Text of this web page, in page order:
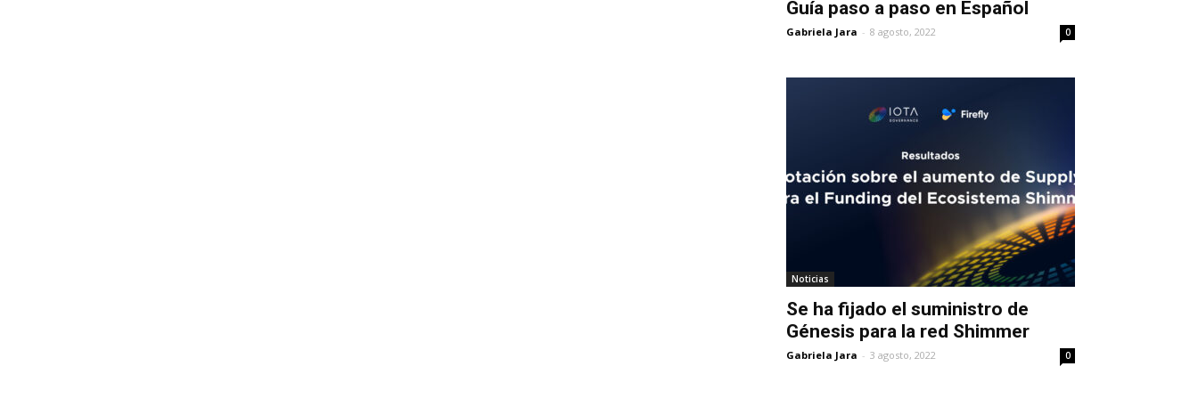
Guía paso a paso en Español
Gabriela Jara - 8 agosto, 2022 0
Noticias
Se ha fijado el suministro de
Génesis para la red Shimmer
Gabriela Jara - 3 agosto, 2022 0